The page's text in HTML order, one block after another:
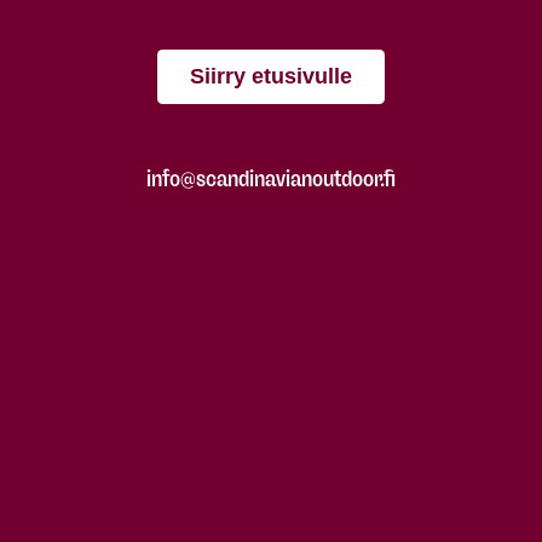
Siirry etusivulle
info@scandinavianoutdoor.fi